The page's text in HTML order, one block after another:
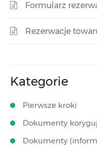
Formularz
Rezerwacje
Kategorie
Pierwsze kroki
Dokumenty
Dokumenty